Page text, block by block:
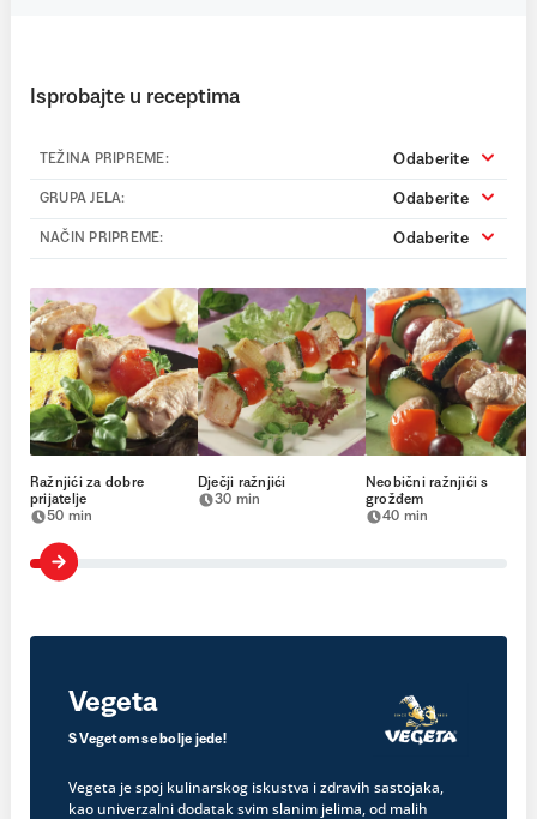
Isprobajte u receptima
TEŽINA PRIPREME: Odaberite
GRUPA JELA: Odaberite
NAČIN PRIPREME: Odaberite
Ražnjići za dobre
prijatelje
50 min
Dječji ražnjići
30 min
Neobični ražnjići s
grožđem
40 min
Vegeta
S Vegetom se bolje jede!
Vegeta je spoj kulinarskog iskustva i zdravih sastojaka,
kao univerzalni dodatak svim slanim jelima, od malih